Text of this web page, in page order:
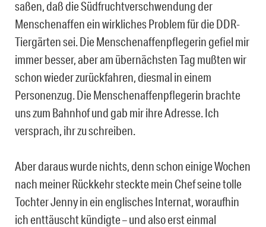
saßen, daß die Südfruchtverschwendung der
Menschenaffen ein wirkliches Problem für die DDR-
Tiergärten sei. Die Menschenaffenpflegerin gefiel mir
immer besser, aber am übernächsten Tag mußten wir
schon wieder zurückfahren, diesmal in einem
Personenzug. Die Menschenaffenpflegerin brachte
uns zum Bahnhof und gab mir ihre Adresse. Ich
versprach, ihr zu schreiben.
Aber daraus wurde nichts, denn schon einige Wochen
nach meiner Rückkehr steckte mein Chef seine tolle
Tochter Jenny in ein englisches Internat, woraufhin
ich enttäuscht kündigte – und also erst einmal